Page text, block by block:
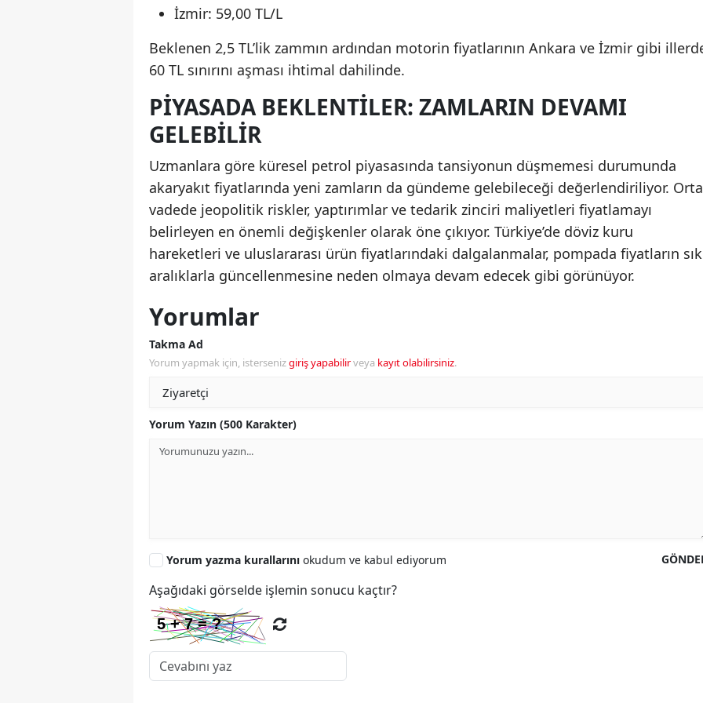
İzmir: 59,00 TL/L
Beklenen 2,5 TL’lik zammın ardından motorin fiyatlarının Ankara ve İzmir gibi
60 TL sınırını aşması ihtimal dahilinde.
PIYASADA BEKLENTILER: ZAMLARIN DEVAMI
GELEBILIR
Uzmanlara göre küresel petrol piyasasında tansiyonun düşmemesi durumunda
akaryakıt fiyatlarında yeni zamların da gündeme gelebileceği değerlendiriliyor. Orta
vadede jeopolitik riskler, yaptırımlar ve tedarik zinciri maliyetleri fiyatlamayı
belirleyen en önemli değişkenler olarak öne çıkıyor. Türkiye’de döviz kuru
hareketleri ve uluslararası ürün fiyatlarındaki dalgalanmalar, pompada fiyatların sık
aralıklarla güncellenmesine neden olmaya devam edecek gibi görünüyor.
Yorumlar
Takma Ad
Yorum yapmak için, istersenizgiriş yapabilirveya kayıt olabilirsiniz.
Yorum Yazın (500 Karakter)
Yorum yazma kurallarını okudum ve kabul ediyorum
Aşağıdaki görselde işlemin sonucu kaçtır?